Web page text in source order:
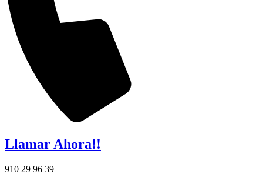
Llamar Ahora!!
910 29 96 39